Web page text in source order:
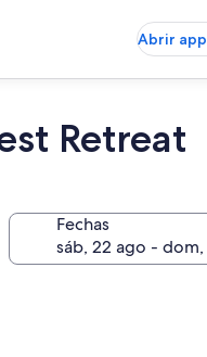
Abrir app
Retreat
Fechas